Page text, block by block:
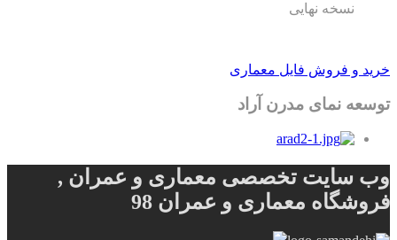
نسخه نهایی
خرید و فروش فایل معماری
توسعه نمای مدرن آراد
وب سایت تخصصی معماری و عمران ,
فروشگاه معماری و عمران 98